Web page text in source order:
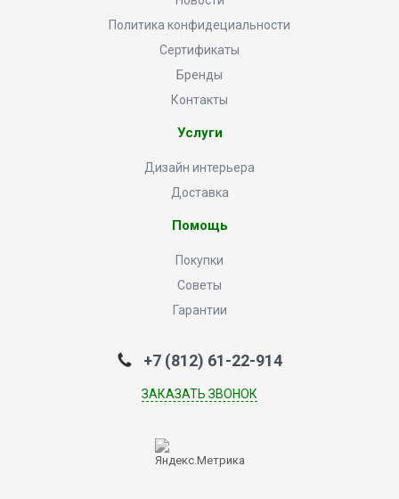
Политика конфидециальности
Сертификаты
Бренды
Контакты
Услуги
Дизайн интерьера
Доставка
Помощь
Покупки
Советы
Гарантии
+7 (812) 61-22-914
ЗАКАЗАТЬ ЗВОНОК